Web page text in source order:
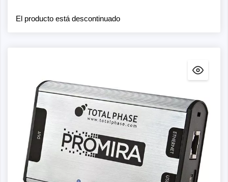
El producto está descontinuado